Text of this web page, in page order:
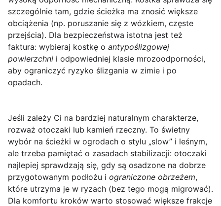
szczególnie tam, gdzie ścieżka ma znosić większe
obciążenia (np. poruszanie się z wózkiem, częste
przejścia). Dla bezpieczeństwa istotna jest też
faktura: wybieraj kostkę o antypoślizgowej
powierzchni i odpowiedniej klasie mrozoodporności,
aby ograniczyć ryzyko ślizgania w zimie i po
opadach.
Jeśli zależy Ci na bardziej naturalnym charakterze,
rozważ otoczaki lub kamień rzeczny. To świetny
wybór na ścieżki w ogrodach o stylu „slow” i leśnym,
ale trzeba pamiętać o zasadach stabilizacji: otoczaki
najlepiej sprawdzają się, gdy są osadzone na dobrze
przygotowanym podłożu i ograniczone obrzeżem,
które utrzyma je w ryzach (bez tego mogą migrować).
Dla komfortu kroków warto stosować większe frakcje